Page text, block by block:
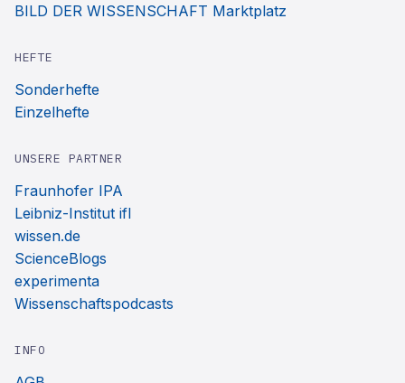
BILD DER WISSENSCHAFT Marktplatz
HEFTE
Sonderhefte
Einzelhefte
UNSERE PARTNER
Fraunhofer IPA
Leibniz-Institut ifl
wissen.de
ScienceBlogs
experimenta
Wissenschaftspodcasts
INFO